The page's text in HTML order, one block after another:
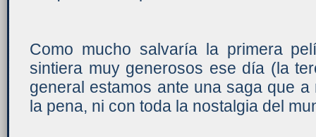
Como mucho salvaría la primera
sintiera muy generosos ese día (la
general estamos ante una saga que
la pena, ni con toda la nostalgia del